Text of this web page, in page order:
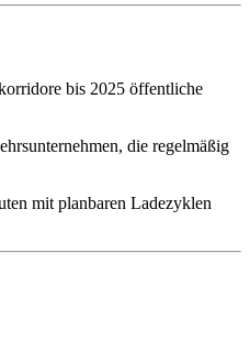
bis 2025 öffentliche
die regelmäßig
mit planbaren Ladezyklen